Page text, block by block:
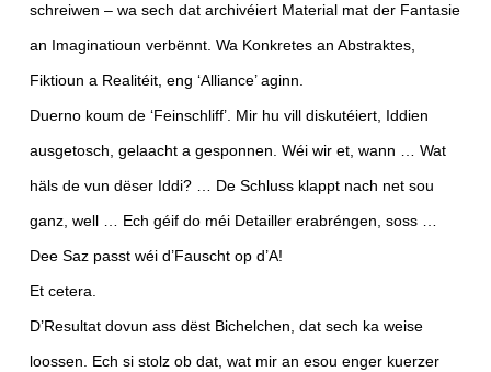
schreiwen – wa sech dat archivéiert Material mat der Fantasie
an Imaginatioun verbënnt. Wa Konkretes an Abstraktes,
Fiktioun a Realitéit, eng ‘Alliance’ aginn.
Duerno koum de ‘Feinschliff’. Mir hu vill diskutéiert, Iddien
ausgetosch, gelaacht a gesponnen. Wéi wir et, wann … Wat
häls de vun dëser Iddi? … De Schluss klappt nach net sou
ganz, well … Ech géif do méi Detailler erabréngen, soss …
Dee Saz passt wéi d’Fauscht op d’A!
Et cetera.
D’Resultat dovun ass dëst Bichelchen, dat sech ka weise
loossen. Ech si stolz ob dat, wat mir an esou enger kuerzer